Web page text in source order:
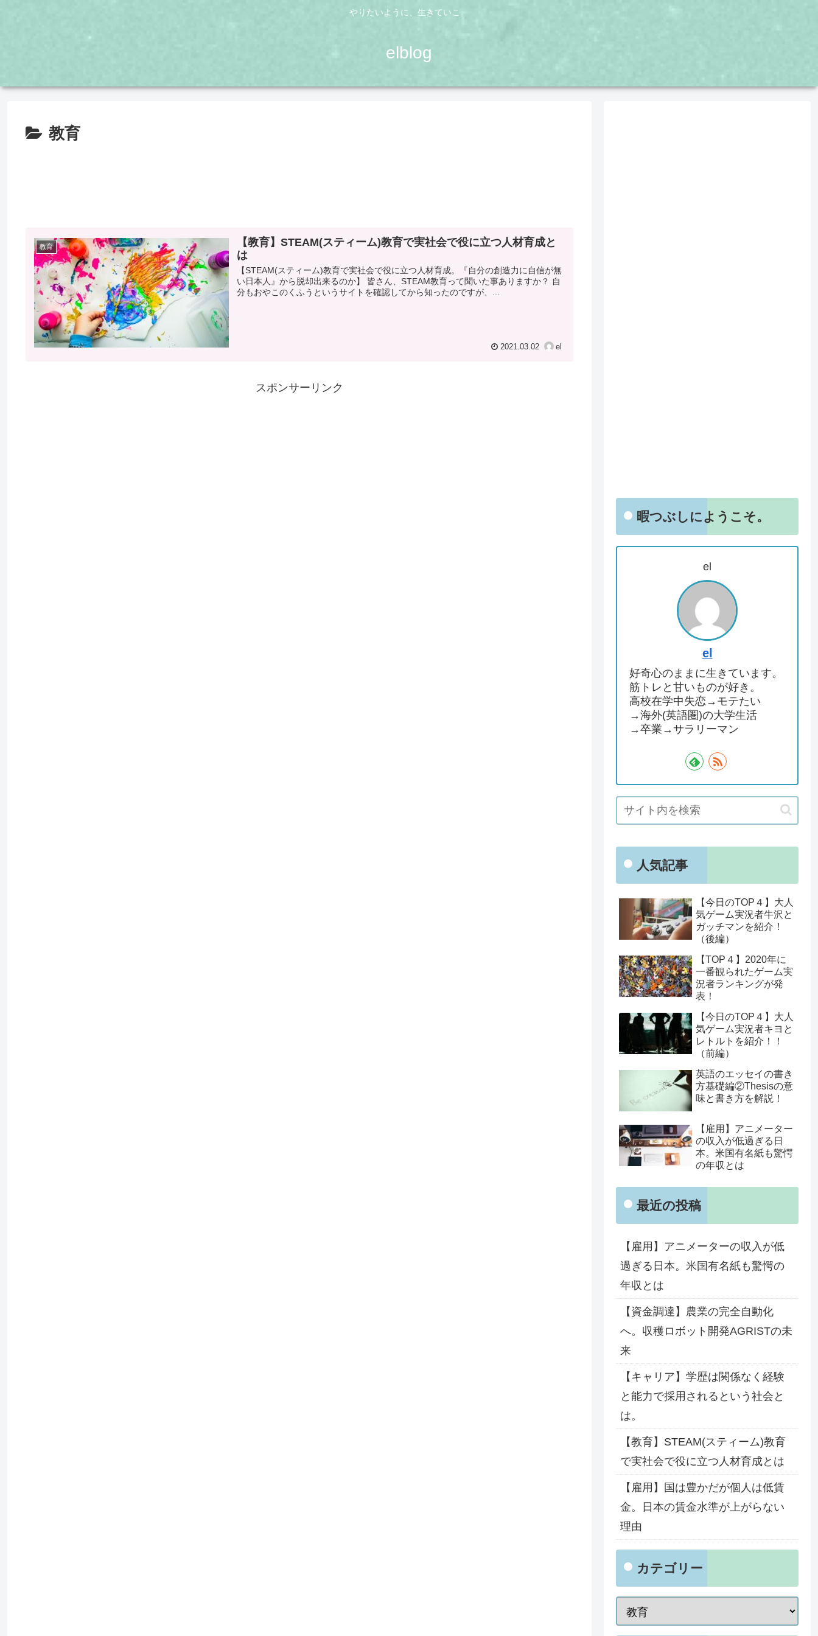
やりたいように、生きていこ。
elblog
教育
教育
【教育】STEAM(スティーム)教育で実社会で役に立つ人材育成と
は
【STEAM(スティーム)教育で実社会で役に立つ人材育成。『自分の創造力に自信が無
い日本人』から脱却出来るのか】 皆さん、STEAM教育って聞いた事ありますか？ 自
分もおやこのくふうというサイトを確認してから知ったのですが、...
2021.03.02 el
スポンサーリンク
暇つぶしにようこそ。
el
el
好奇心のままに生きています。
筋トレと甘いものが好き。
高校在学中失恋→モテたい
→海外(英語圏)の大学生活
→卒業→サラリーマン
人気記事
【今日のTOP４】大人
気ゲーム実況者牛沢と
ガッチマンを紹介！
（後編）
【TOP４】2020年に
一番観られたゲーム実
況者ランキングが発
表！
【今日のTOP４】大人
気ゲーム実況者キヨと
レトルトを紹介！！
（前編）
英語のエッセイの書き
方基礎編②Thesisの意
味と書き方を解説！
【雇用】アニメーター
の収入が低過ぎる日
本。米国有名紙も驚愕
の年収とは
最近の投稿
【雇用】アニメーターの収入が低
過ぎる日本。米国有名紙も驚愕の
年収とは
【資金調達】農業の完全自動化
へ。収穫ロボット開発AGRISTの未
来
【キャリア】学歴は関係なく経験
と能力で採用されるという社会と
は。
【教育】STEAM(スティーム)教育
で実社会で役に立つ人材育成とは
【雇用】国は豊かだが個人は低賃
金。日本の賃金水準が上がらない
理由
カテゴリー